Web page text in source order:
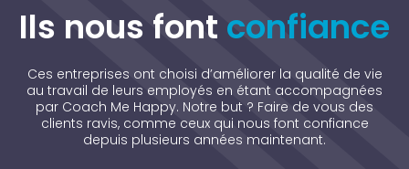
Ils nous font confiance
Ces entreprises ont choisi d’améliorer la qualité de vie
au travail de leurs employés en étant accompagnées
par Coach Me Happy. Notre but ? Faire de vous des
clients ravis, comme ceux qui nous font confiance
depuis plusieurs années maintenant.